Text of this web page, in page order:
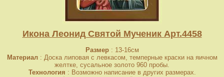
Икона Леонид Святой Мученик Арт.4458
Размер: 13-16см
Материал: Доска липовая с левкасом, темперные краски на яичном
желтке, сусальное золото 960 пробы.
Технология : Возможно написание в других размерах.